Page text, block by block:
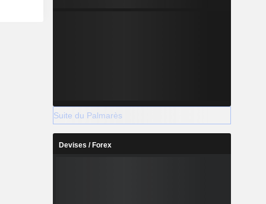
Suite du Palmarès
Devises / Forex